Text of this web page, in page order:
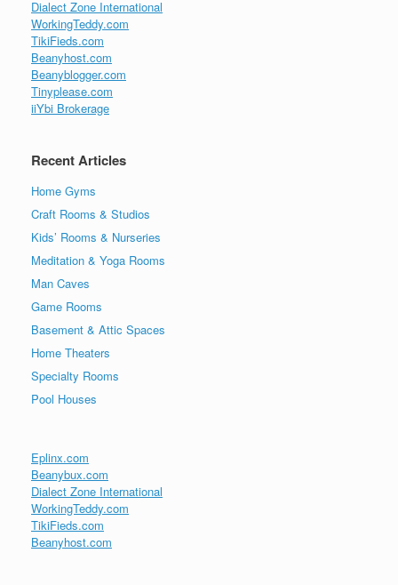
Dialect Zone International
WorkingTeddy.com
TikiFieds.com
Beanyhost.com
Beanyblogger.com
Tinyplease.com
iiYbi Brokerage
Recent Articles
Home Gyms
Craft Rooms & Studios
Kids’ Rooms & Nurseries
Meditation & Yoga Rooms
Man Caves
Game Rooms
Basement & Attic Spaces
Home Theaters
Specialty Rooms
Pool Houses
Eplinx.com
Beanybux.com
Dialect Zone International
WorkingTeddy.com
TikiFieds.com
Beanyhost.com